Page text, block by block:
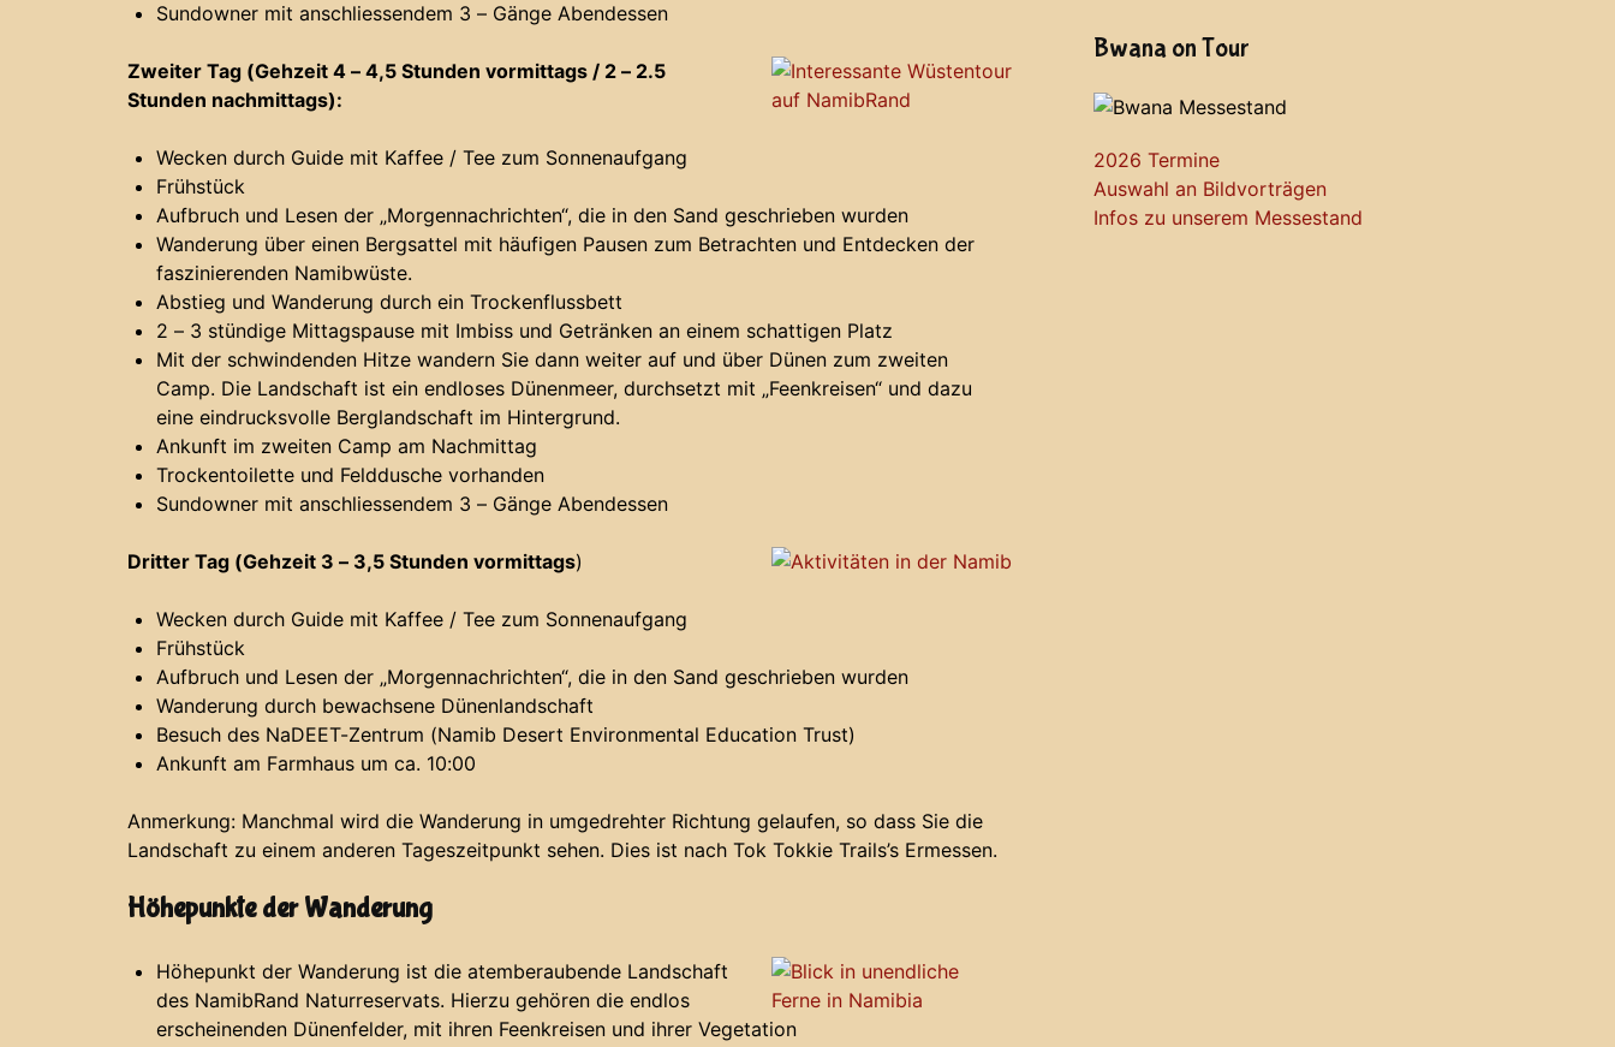
Sundowner mit anschliessendem 3 – Gänge Abendessen
Zweiter Tag (Gehzeit 4 – 4,5 Stunden vormittags / 2 – 2.5
Stunden nachmittags):
Wecken durch Guide mit Kaffee / Tee zum Sonnenaufgang
Frühstück
Aufbruch und Lesen der „Morgennachrichten“, die in den Sand geschrieben wurden
Wanderung über einen Bergsattel mit häufigen Pausen zum Betrachten und Entdecken der
faszinierenden Namibwüste.
Abstieg und Wanderung durch ein Trockenflussbett
2 – 3 stündige Mittagspause mit Imbiss und Getränken an einem schattigen Platz
Mit der schwindenden Hitze wandern Sie dann weiter auf und über Dünen zum zweiten
Camp. Die Landschaft ist ein endloses Dünenmeer, durchsetzt mit „Feenkreisen“ und dazu
eine eindrucksvolle Berglandschaft im Hintergrund.
Ankunft im zweiten Camp am Nachmittag
Trockentoilette und Felddusche vorhanden
Sundowner mit anschliessendem 3 – Gänge Abendessen
Dritter Tag (Gehzeit 3 – 3,5 Stunden vormittags)
Wecken durch Guide mit Kaffee / Tee zum Sonnenaufgang
Frühstück
Aufbruch und Lesen der „Morgennachrichten“, die in den Sand geschrieben wurden
Wanderung durch bewachsene Dünenlandschaft
Besuch des NaDEET-Zentrum (Namib Desert Environmental Education Trust)
Ankunft am Farmhaus um ca. 10:00
Anmerkung: Manchmal wird die Wanderung in umgedrehter Richtung gelaufen, so dass Sie die
Landschaft zu einem anderen Tageszeitpunkt sehen. Dies ist nach Tok Tokkie Trails’s Ermessen.
Höhepunkte der Wanderung
Höhepunkt der Wanderung ist die atemberaubende Landschaft
des NamibRand Naturreservats. Hierzu gehören die endlos
erscheinenden Dünenfelder, mit ihren Feenkreisen und ihrer Vegetation
Bwana on Tour
2026 Termine
Auswahl an Bildvorträgen
Infos zu unserem Messestand